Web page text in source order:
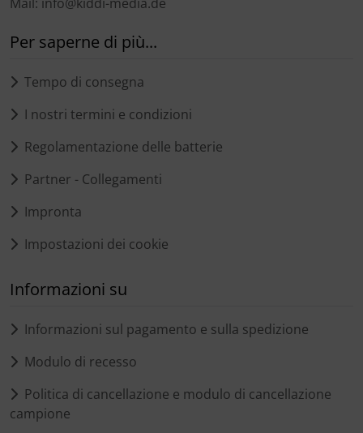
Per saperne di più...
Tempo di consegna
I nostri termini e condizioni
Regolamentazione delle batterie
Partner - Collegamenti
Impronta
Impostazioni dei cookie
Informazioni su
Informazioni sul pagamento e sulla spedizione
Modulo di recesso
Politica di cancellazione e modulo di cancellazione
campione